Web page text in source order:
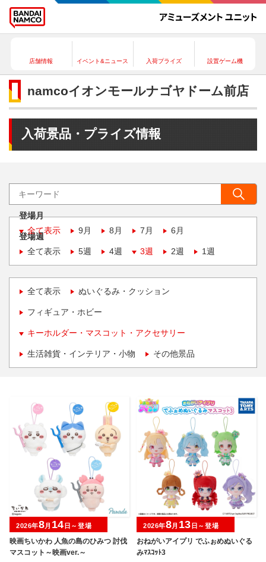
店舗情報 イベント&ニュース 入荷プライズ 設置ゲーム機
namcoイオンモールナゴヤドーム前店
入荷景品・プライズ情報
登場月
全て表示
9月 8月 7月 6月
登場週
全て表示
5週 4週 3週 2週 1週
全て表示 ぬいぐるみ・クッション
フィギュア・ホビー
キーホルダー・マスコット・アクセサリー
生活雑貨・インテリア・小物 その他景品
映画ちいかわ 人魚の島のひみつ 討伐
マスコット～映画ver.～
2026年8月 14 日～登場
おねがいアイプリ でふぉめぬいぐる
みﾏｽｺｯﾄ3
2026年8月 13 日～登場